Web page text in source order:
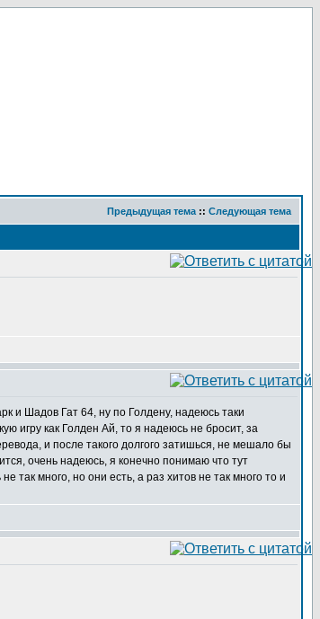
Предыдущая тема :: Следующая тема
и Шадов Гат 64, ну по Голдену, надеюсь таки
игру как Голден Ай, то я надеюсь не бросит, за
и после такого долгого затишься, не мешало бы
очень надеюсь, я конечно понимаю что тут
так много, но они есть, а раз хитов не так много то и